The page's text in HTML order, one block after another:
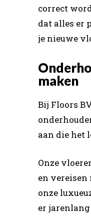
correct
dat alles er
je nieuwe
maken
Bij Floors
aan die het
Onze
en
onze
er